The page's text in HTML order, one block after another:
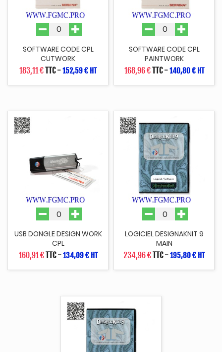
SOFTWARE CODE CPL
CUTWORK
183,11 €TTC-152,59 € HT
SOFTWARE CODE CPL
PAINTWORK
168,96 €TTC-140,80 € HT
USB DONGLE DESIGN WORK
CPL
160,91 €TTC-134,09 € HT
LOGICIEL DESIGNAKNIT 9
MAIN
234,96 €TTC-195,80 € HT